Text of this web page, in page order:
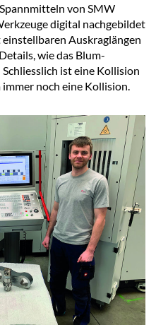
von SMW
digital nachgebildet
Auskraglängen
wie das Blum-
ist eine Kollision
noch eine Kollision.